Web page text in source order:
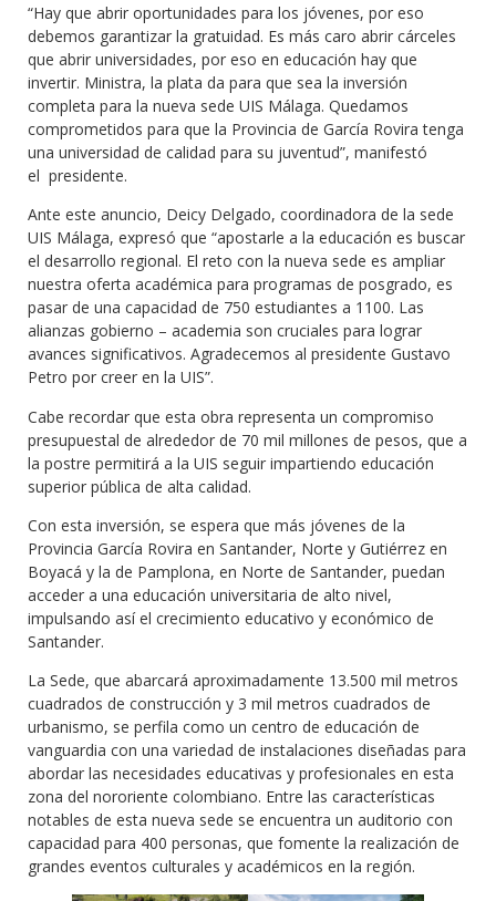
“Hay que abrir oportunidades para los jóvenes, por eso
debemos garantizar la gratuidad. Es más caro abrir cárceles
que abrir universidades, por eso en educación hay que
invertir. Ministra, la plata da para que sea la inversión
completa para la nueva sede UIS Málaga. Quedamos
comprometidos para que la Provincia de García Rovira tenga
una universidad de calidad para su juventud”, manifestó
el presidente.
Ante este anuncio, Deicy Delgado, coordinadora de la sede
UIS Málaga, expresó que “apostarle a la educación es buscar
el desarrollo regional. El reto con la nueva sede es ampliar
nuestra oferta académica para programas de posgrado, es
pasar de una capacidad de 750 estudiantes a 1100. Las
alianzas gobierno – academia son cruciales para lograr
avances significativos. Agradecemos al presidente Gustavo
Petro por creer en la UIS”.
Cabe recordar que esta obra representa un compromiso
presupuestal de alrededor de 70 mil millones de pesos, que a
la postre permitirá a la UIS seguir impartiendo educación
superior pública de alta calidad.
Con esta inversión, se espera que más jóvenes de la
Provincia García Rovira en Santander, Norte y Gutiérrez en
Boyacá y la de Pamplona, en Norte de Santander, puedan
acceder a una educación universitaria de alto nivel,
impulsando así el crecimiento educativo y económico de
Santander.
La Sede, que abarcará aproximadamente 13.500 mil metros
cuadrados de construcción y 3 mil metros cuadrados de
urbanismo, se perfila como un centro de educación de
vanguardia con una variedad de instalaciones diseñadas para
abordar las necesidades educativas y profesionales en esta
zona del nororiente colombiano. Entre las características
notables de esta nueva sede se encuentra un auditorio con
capacidad para 400 personas, que fomente la realización de
grandes eventos culturales y académicos en la región.